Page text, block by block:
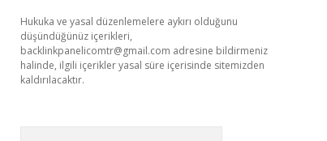
Hukuka ve yasal düzenlemelere aykırı olduğunu
düşündüğünüz içerikleri,
backlinkpanelicomtr@gmail.com adresine bildirmeniz
halinde, ilgili içerikler yasal süre içerisinde sitemizden
kaldırılacaktır.